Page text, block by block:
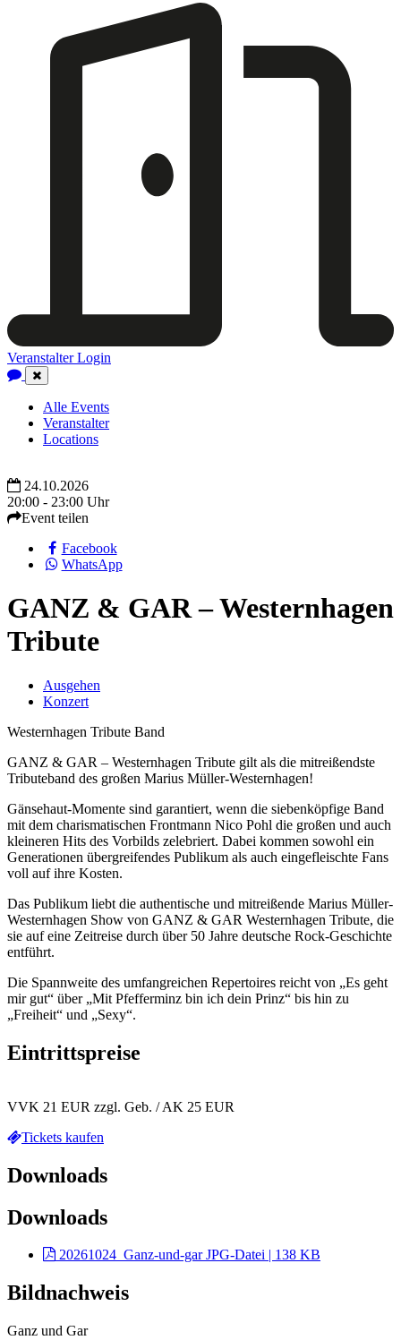
Veranstalter Login
Close
Navigation
Alle Events
Veranstalter
Locations
24.10.2026
20:00 - 23:00 Uhr
Event teilen
Facebook
WhatsApp
GANZ & GAR – Westernhagen
Tribute
Ausgehen
Konzert
Westernhagen Tribute Band
GANZ & GAR – Westernhagen Tribute gilt als die mitreißendste
Tributeband des großen Marius Müller-Westernhagen!
Gänsehaut-Momente sind garantiert, wenn die siebenköpfige Band
mit dem charismatischen Frontmann Nico Pohl die großen und auch
kleineren Hits des Vorbilds zelebriert. Dabei kommen sowohl ein
Generationen übergreifendes Publikum als auch eingefleischte Fans
voll auf ihre Kosten.
Das Publikum liebt die authentische und mitreißende Marius Müller-
Westernhagen Show von GANZ & GAR Westernhagen Tribute, die
sie auf eine Zeitreise durch über 50 Jahre deutsche Rock-Geschichte
entführt.
Die Spannweite des umfangreichen Repertoires reicht von „Es geht
mir gut“ über „Mit Pfefferminz bin ich dein Prinz“ bis hin zu
„Freiheit“ und „Sexy“.
Eintrittspreise
VVK 21 EUR zzgl. Geb. / AK 25 EUR
Tickets kaufen
Downloads
Downloads
20261024_Ganz-und-garJPG-Datei | 138 KB
Bildnachweis
Ganz und Gar